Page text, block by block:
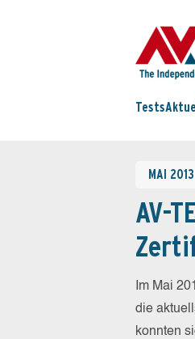
Tests
MAI 2013
AV-
Im Mai
die
konnten